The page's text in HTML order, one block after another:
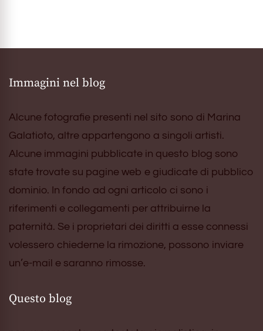
Immagini nel blog
Alcune fotografie presenti nel sito sono di Marina
Galatioto, altre appartengono a singoli artisti.
Alcune immagini pubblicate in questo blog sono
state trovate su pagine web e giudicate di pubblico
dominio. In fondo ad ogni articolo ci sono i
riferimenti e collegamenti per attribuirne la
paternità. Se i proprietari dei diritti a esse connessi
volessero chiederne la rimozione, possono inviare
un’e-mail e saranno rimosse.
Questo blog